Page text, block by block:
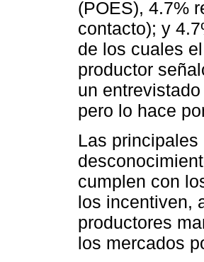
(POES), 4.7%
contacto); y
de los cuales
productor
un
pero lo hace
Las
cumplen con
los incentiven,
productores
los mercados